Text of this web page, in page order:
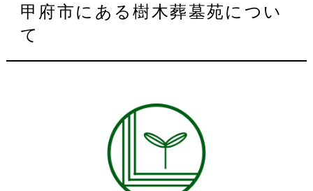
甲府市にある樹木葬墓苑につい
て